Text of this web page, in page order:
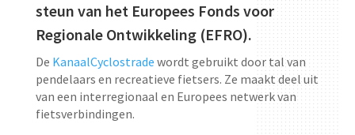
steun van het Europees Fonds voor
Regionale Ontwikkeling (EFRO).
De KanaalCyclostrade wordt gebruikt door tal van
pendelaars en recreatieve fietsers. Ze maakt deel uit
van een interregionaal en Europees netwerk van
fietsverbindingen.